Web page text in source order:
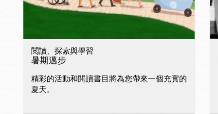
閲讀、探索與學習
暑期邁步
精彩的活動和閲讀書目將為您帶來一個充實的
夏天。